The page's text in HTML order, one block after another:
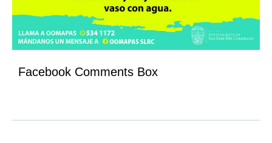
Facebook Comments Box